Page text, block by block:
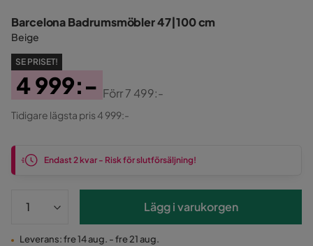
Barcelona Badrumsmöbler 47|100 cm
Beige
SE PRISET!
Pris
4 999:-
Original
Pris
Förr7 499:-
Tidigare lägsta pris 4 999:-
Endast 2 kvar - Risk för slutförsäljning!
Lägg i varukorgen
Leverans: fre 14 aug. - fre 21 aug.